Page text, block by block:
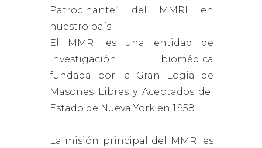
Patrocinante” del MMRI en
nuestro país.
El MMRI es una entidad de
investigación biomédica
fundada por la Gran Logia de
Masones Libres y Aceptados del
Estado de Nueva York en 1.958.
La misión principal del MMRI es